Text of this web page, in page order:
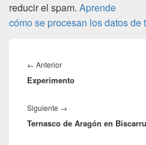
reducir el spam. Aprende
cómo se procesan los datos de
de
entradas
← AnteriorEntrada
anterior:
Experimento
Siguiente →
siguiente:
Ternasco de Aragón en